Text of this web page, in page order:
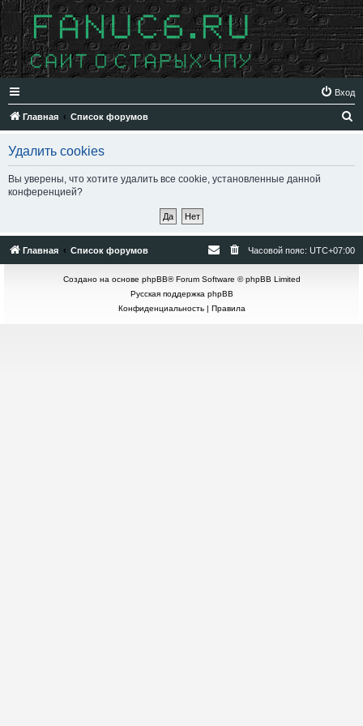
Вход
Главная Список форумов
Удалить cookies
Вы уверены, что хотите удалить все cookie, установленные данной
конференцией?
Главная Список форумов Часовой пояс: UTC+07:00
Создано на основе phpBB® Forum Software © phpBB Limited
Русская поддержка phpBB
Конфиденциальность| Правила